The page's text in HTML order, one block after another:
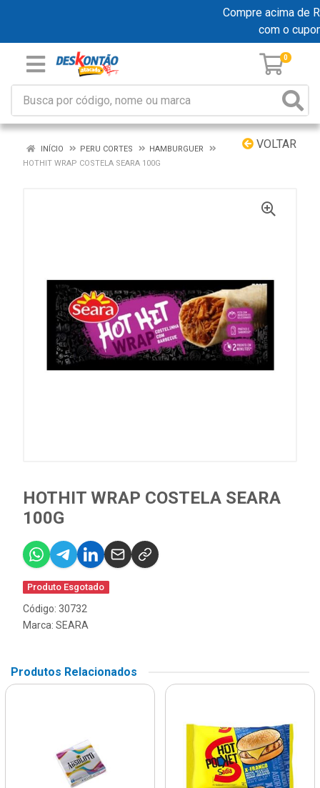
Compre acima de
com o
0
VOLTAR
INÍCIO PERU CORTES
HAMBURGUER
HOTHIT WRAP COSTELA SEARA 100G
HOTHIT WRAP COSTELA SEARA
100G
Produto Esgotado
Código: 30732
Marca: SEARA
Produtos Relacionados